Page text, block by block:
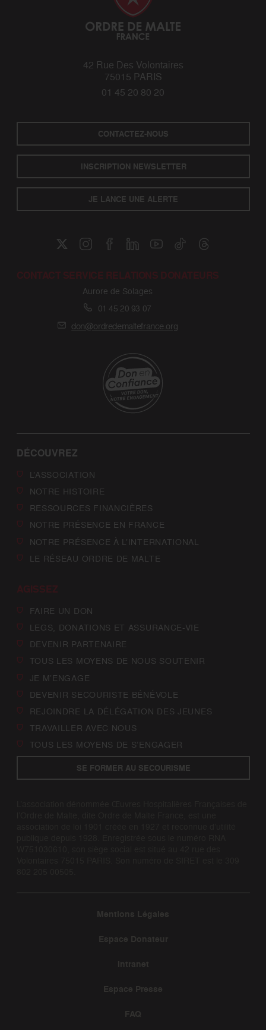
42 Rue Des Volontaires
75015 PARIS
01 45 20 80 20
CONTACTEZ-NOUS
INSCRIPTION NEWSLETTER
JE LANCE UNE ALERTE
CONTACT SERVICE RELATIONS DONATEURS
Aurore de Solages
01 45 20 93 07
don@ordredemaltefrance.org
DÉCOUVREZ
L’ASSOCIATION
NOTRE HISTOIRE
RESSOURCES FINANCIÈRES
NOTRE PRÉSENCE EN FRANCE
NOTRE PRÉSENCE À L’INTERNATIONAL
LE RÉSEAU ORDRE DE MALTE
AGISSEZ
FAIRE UN DON
LEGS, DONATIONS ET ASSURANCE-VIE
DEVENIR PARTENAIRE
TOUS LES MOYENS DE NOUS SOUTENIR
JE M’ENGAGE
DEVENIR SECOURISTE BÉNÉVOLE
REJOINDRE LA DÉLÉGATION DES JEUNES
TRAVAILLER AVEC NOUS
TOUS LES MOYENS DE S’ENGAGER
SE FORMER AU SECOURISME
Mentions Légales
Espace Donateur
Intranet
Espace Presse
FAQ